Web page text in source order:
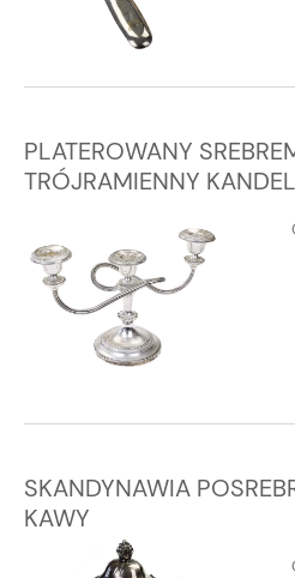
PLATEROWANY
TRÓJRAMIENNY
SKANDYNAWIA
KAWY